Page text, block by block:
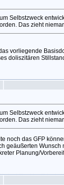
Selbstzweck
Das zieht
vorliegende
doliszitären
Selbstzweck
Das zieht
noch das GFP
geäußerten Wunsch
Planung/